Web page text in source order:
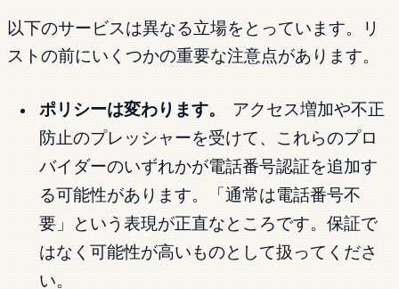
以下のサービスは異なる立場をとっています。リ
ストの前にいくつかの重要な注意点があります。
ポリシーは変わります。
アクセス増加や不正
防止のプレッシャーを受けて、これらのプロ
バイダーのいずれかが電話番号認証を追加す
る可能性があります。「通常は電話番号不
要」という表現が正直なところです。保証で
はなく可能性が高いものとして扱ってくださ
い。